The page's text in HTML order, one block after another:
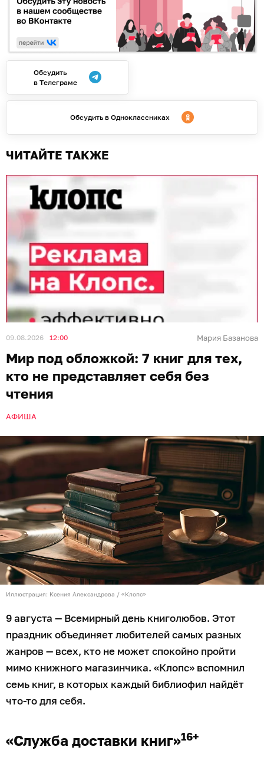
Обсудить
в Телеграме
Обсудить в Одноклассниках
ЧИТАЙТЕ ТАКЖЕ
09.08.2026 12:00 Мария Базанова
Мир под обложкой: 7 книг для тех,
кто не представляет себя без
чтения
АФИША
Иллюстрация: Ксения Александрова / «Клопс»
9 августа — Всемирный день книголюбов. Этот
праздник объединяет любителей самых разных
жанров — всех, кто не может спокойно пройти
мимо книжного магазинчика. «Клопс» вспомнил
семь книг, в которых каждый библиофил найдёт
что-то для себя.
«Служба доставки книг»16+